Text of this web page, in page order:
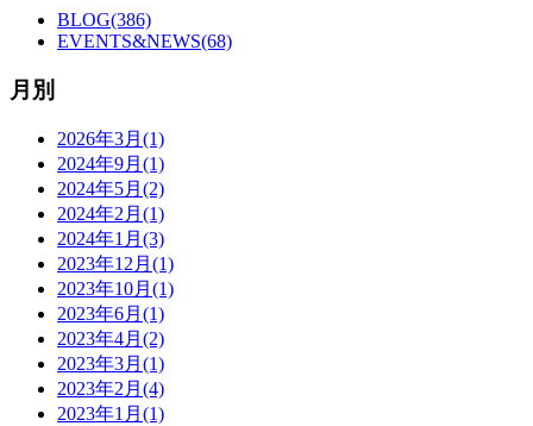
BLOG(386)
EVENTS&NEWS(68)
月別
2026年3月(1)
2024年9月(1)
2024年5月(2)
2024年2月(1)
2024年1月(3)
2023年12月(1)
2023年10月(1)
2023年6月(1)
2023年4月(2)
2023年3月(1)
2023年2月(4)
2023年1月(1)